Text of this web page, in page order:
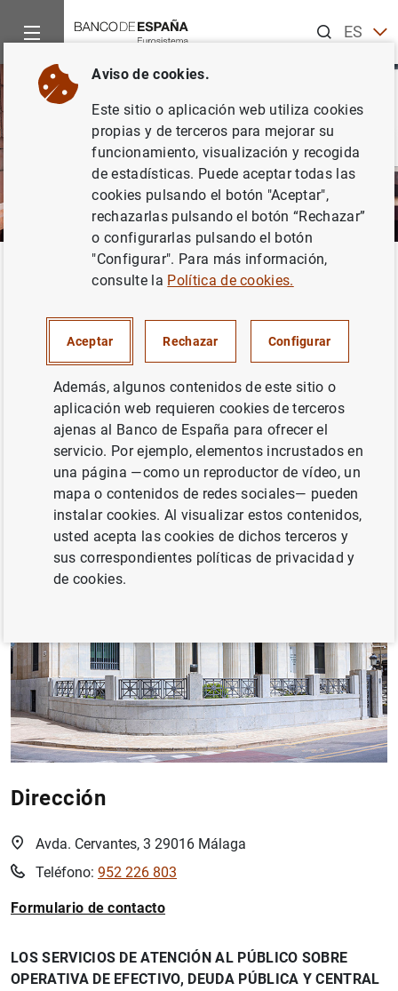
ESEN
Sobre el Banco Organización Sedes
Dirección
Avda. Cervantes, 3 29016 Málaga
Teléfono: 952 226 803
Formulario de contacto
LOS SERVICIOS DE ATENCIÓN AL PÚBLICO SOBRE
OPERATIVA DE EFECTIVO, DEUDA PÚBLICA Y CENTRAL
Aviso de cookies.
Este sitio o aplicación web utiliza cookies
propias y de terceros para mejorar su
funcionamiento, visualización y recogida
de estadísticas. Puede aceptar todas las
cookies pulsando el botón "Aceptar",
rechazarlas pulsando el botón “Rechazar”
o configurarlas pulsando el botón
"Configurar". Para más información,
consulte la Política de cookies.
Aceptar Rechazar Configurar
Además, algunos contenidos de este sitio o
aplicación web requieren cookies de terceros
ajenas al Banco de España para ofrecer el
servicio. Por ejemplo, elementos incrustados en
una página —como un reproductor de vídeo, un
mapa o contenidos de redes sociales— pueden
instalar cookies. Al visualizar estos contenidos,
usted acepta las cookies de dichos terceros y
sus correspondientes políticas de privacidad y
de cookies.